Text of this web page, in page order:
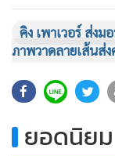
หรือรามสูร ที่เป็นอุ
ราวของตนเองได้
คาแรกเตอร์ที่สะท้อ
ทำให้นึกความสนุก
สำหรับคาแรกเตอ
ภาพวาดชุด ‘Let’s
คิง เพาเวอร์ ส่ง
ภาพวาดลายเส้นส่
ยอดนิยม